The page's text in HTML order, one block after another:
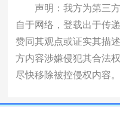
声明：我方为第三方
自于网络，登载出于传
赞同其观点或证实其描
方内容涉嫌侵犯其合法
尽快移除被控侵权内容。